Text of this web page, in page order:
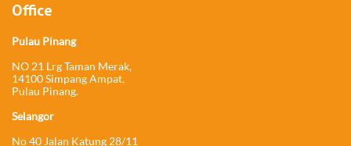
Office
Pulau Pinang
NO 21 Lrg Taman Merak,
14100 Simpang Ampat,
Pulau Pinang.
Selangor
No 40 Jalan Katung 28/11